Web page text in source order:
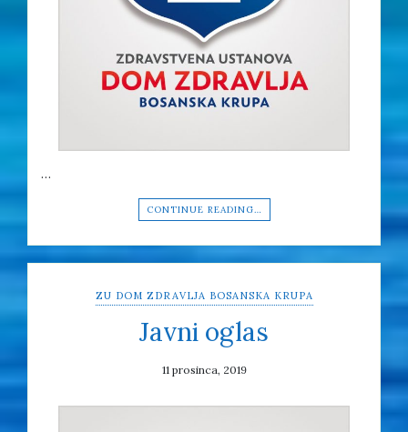
…
CONTINUE READING…
ZU DOM ZDRAVLJA BOSANSKA KRUPA
Javni oglas
11 prosinca, 2019